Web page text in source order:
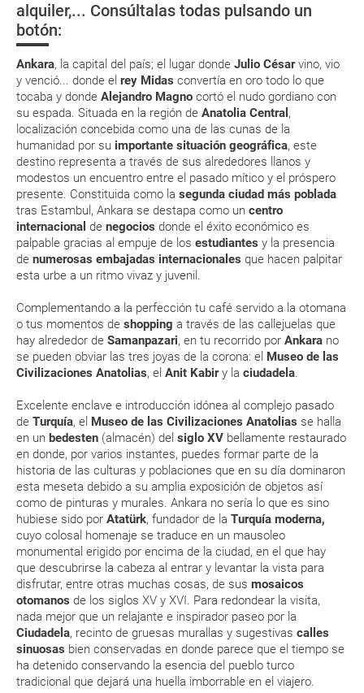
alquiler,... Consúltalas todas pulsando un
botón:
Ankara, la capital del país; el lugar donde Julio Césarvino, vio
y venció... donde el rey Midas convertía en oro todo lo que
tocaba y donde Alejandro Magno cortó el nudo gordiano con
su espada. Situada en la región de Anatolia Central ,
localización concebida como una de las cunas de la
humanidad por su importante situación geográfica, este
destino representa a través de sus alrededores llanos y
modestos un encuentro entre el pasado mítico y el próspero
presente. Constituida como la segunda ciudad más poblada
tras Estambul, Ankara se destapa como un centro
internacional de negocios donde el éxito económico es
palpable gracias al empuje de los estudiantes y la presencia
de numerosas embajadas internacionales que hacen palpitar
esta urbe a un ritmo vivaz y juvenil.
Complementando a la perfección tu café servido a la otomana
o tus momentos de shopping a través de las callejuelas que
hay alrededor de Samanpazari, en tu recorrido por Ankara no
se pueden obviar las tres joyas de la corona: el Museo de las
Civilizaciones Anatolias, el Anit Kabiry la ciudadela
Excelente enclave e introducción idónea al complejo pasado
de Turquía, el Museo de las Civilizaciones Anatolias se halla
en un bedesten (almacén) del siglo XV bellamente restaurado
en donde, por varios instantes, puedes formar parte de la
historia de las culturas y poblaciones que en su día dominaron
esta meseta debido a su amplia exposición de objetos así
como de pinturas y murales. Ankara no sería lo que es sino
hubiese sido por Atatürk, fundador de la Turquía moderna,
cuyo colosal homenaje se traduce en un mausoleo
monumental erigido por encima de la ciudad, en el que hay
que descubrirse la cabeza al entrar y levantar la vista para
disfrutar, entre otras muchas cosas, de sus mosaicos
otomanos de los siglos XV y XVI. Para redondear la visita,
nada mejor que un relajante e inspirador paseo por la
Ciudadela, recinto de gruesas murallas y sugestivas calles
sinuosas bien conservadas en donde parece que el tiempo se
ha detenido conservando la esencia del pueblo turco
tradicional que dejará una huella imborrable en el viajero.
Turquía
Monedas y tipos de cambios
a que muchas de ellas exigen la presentación de la tarjeta de embarque
(que deberás realizar a través de su web) para que no te carguen un
suplemento extra en el mismo aeropuerto.
En caso de tener que enviarte la documentación de un paquete
vacacional (Caribe, circuitos, tours...) te enviaremos la documentación
de tu reserva alrededor de 10 días antes de salida, la cual deberás
imprimir y llevar contigo en el viaje.
Esta documentación te será requerida en el mostrador de la compañía
aérea a la hora de realizar el check-in el día de la salida.
MODIFICACIÓN ó CANCELACIÓN ¿Puedo anular o
modificar una reserva del viaje? ¿Qué gastos puede
generar una anulación o modificación del viaje?
¿Qué caducidad debe tener mi pasaporte para ir
¿Con cuánta antelación tengo que estar en el
aeropuerto?
paquete vacacional en la página web?
Al realizar la reserva, uno de los servicios ha
quedado de pendiente de confirmación ¿Cómo
sabré si se confirma el viaje?
¿Cómo sé si hay plazas disponibles en el viaje que
quiero al hacer mi solicitud de reserva?
Si tengo los traslados incluidos, ¿dónde debo
dirigirme?
¿Incluye algún seguro de viaje mi reserva?
¿Cuáles son las condiciones generales en las